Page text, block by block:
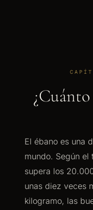
El ébano es una
mundo. Según
supera los
unas diez veces
kilogramo, las